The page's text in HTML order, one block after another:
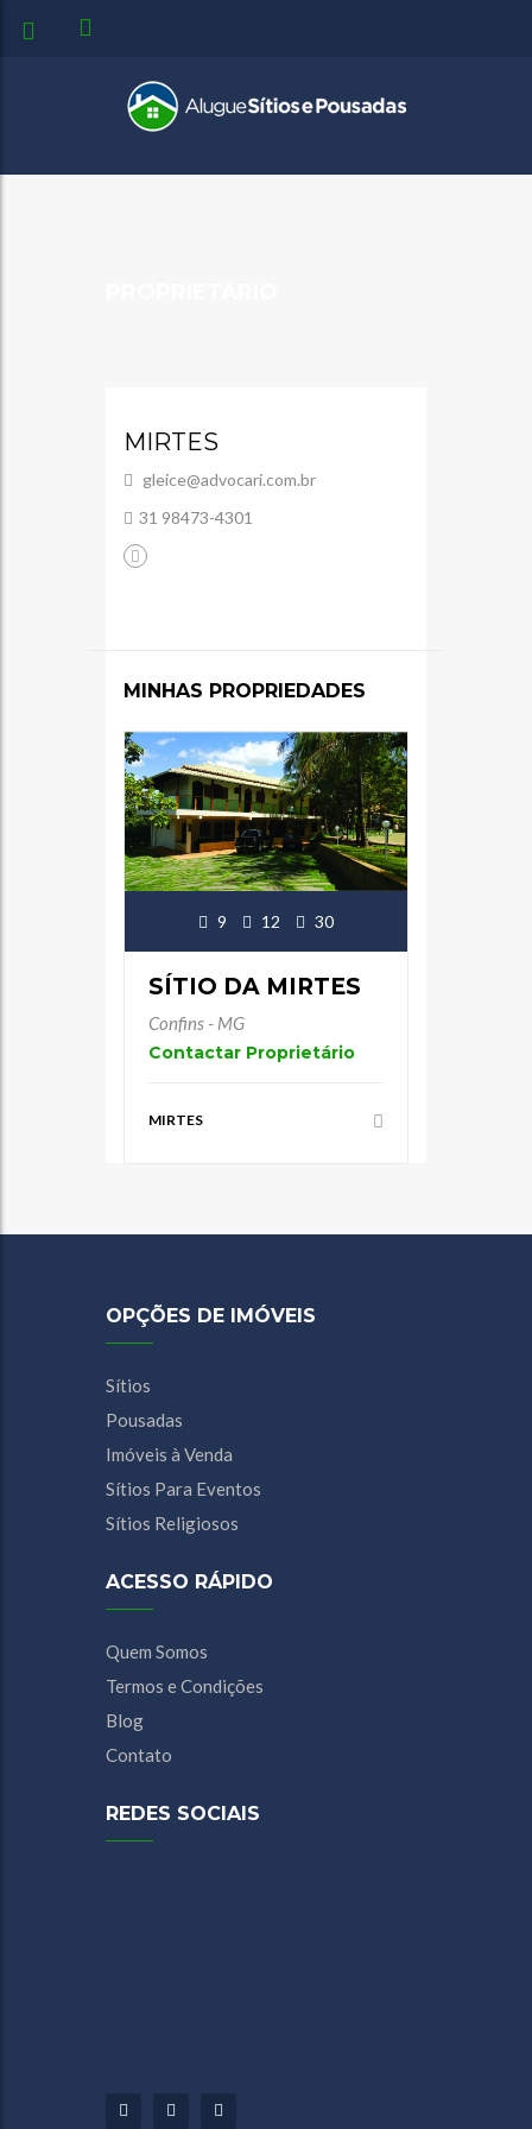
MIRTES
gleice@advocari.com.br
31 98473-4301
MINHAS PROPRIEDADES
9 12 30
SÍTIO DA MIRTES
Confins - MG
Contactar Proprietário
MIRTES
OPÇÕES DE IMÓVEIS
Sítios
Pousadas
Imóveis à Venda
Sítios Para Eventos
Sítios Religiosos
ACESSO RÁPIDO
Quem Somos
Termos e Condições
Blog
Contato
REDES SOCIAIS
FacebookYoutube